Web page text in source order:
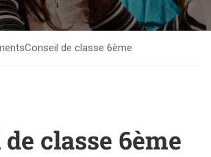
Conseil de classe 6ème
classe 6ème